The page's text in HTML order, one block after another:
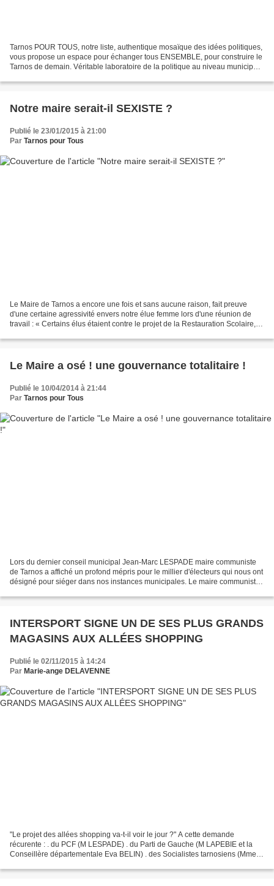
Tarnos POUR TOUS, notre liste, authentique mosaïque des idées politiques,
vous propose un espace pour échanger tous ENSEMBLE, pour construire le
Tarnos de demain. Véritable laboratoire de la politique au niveau municipal,
Notre maire serait-il SEXISTE ?
Publié le 23/01/2015 à 21:00
Par Tarnos pour Tous
Le Maire de Tarnos a encore une fois et sans aucune raison, fait preuve
d'une certaine agressivité envers notre élue femme lors d'une réunion de
travail : « Certains élus étaient contre le projet de la Restauration Scolaire,
Le Maire a osé ! une gouvernance totalitaire !
Publié le 10/04/2014 à 21:44
Par Tarnos pour Tous
Lors du dernier conseil municipal Jean-Marc LESPADE maire communiste
de Tarnos a affiché un profond mépris pour le millier d'électeurs qui nous ont
désigné pour siéger dans nos instances municipales. Le maire communiste,
INTERSPORT SIGNE UN DE SES PLUS GRANDS
MAGASINS AUX ALLÉES SHOPPING
Publié le 02/11/2015 à 14:24
Par Marie-ange DELAVENNE
"Le projet des allées shopping va-t-il voir le jour ?" A cette demande
récurente : . du PCF (M LESPADE) . du Parti de Gauche (M LAPEBIE et la
Conseillère départementale Eva BELIN) . des Socialistes tarnosiens (Mmes